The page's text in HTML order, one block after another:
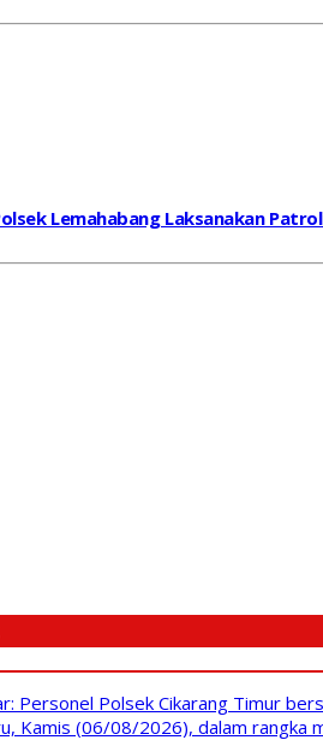
Lemahabang Laksanakan
Personel Polsek Cikarang Timur
Kamis (06/08/2026), dalam rangka